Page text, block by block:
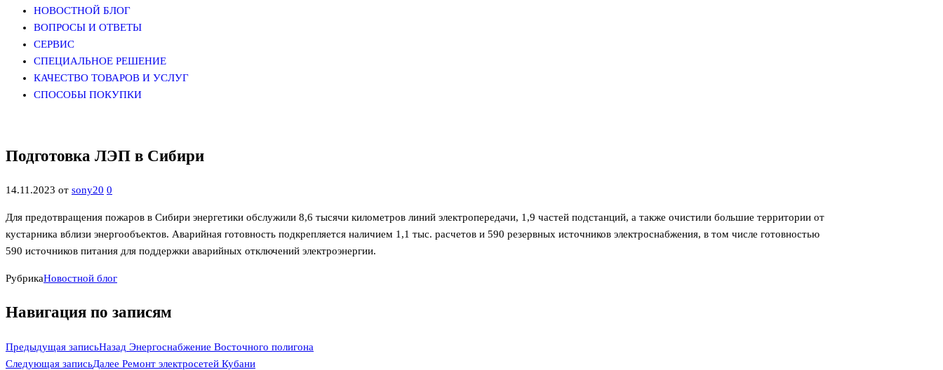
НОВОСТНОЙ БЛОГ
ВОПРОСЫ И ОТВЕТЫ
СЕРВИС
СПЕЦИАЛЬНОЕ РЕШЕНИЕ
КАЧЕСТВО ТОВАРОВ И УСЛУГ
СПОСОБЫ ПОКУПКИ
Подготовка ЛЭП в Сибири
14.11.2023 от sony20 0
Для предотвращения пожаров в Сибири энергетики обслужили 8,6 тысячи километров линий электропередачи, 1,9 частей подстанций, а также очистили большие территории от
кустарника вблизи энергообъектов. Аварийная готовность подкрепляется наличием 1,1 тыс. расчетов и 590 резервных источников электроснабжения, в том числе готовностью
590 источников питания для поддержки аварийных отключений электроэнергии.
РубрикаНовостной блог
Навигация по записям
Предыдущая записьНазад Энергоснабжение Восточного полигона
Следующая записьДалее Ремонт электросетей Кубани